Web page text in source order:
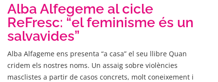
Alba Alfegeme al cicle
ReFresc: “el feminisme és un
salvavides”
Alba Alfageme ens presenta “a casa” el seu llibre Quan
cridem els nostres noms. Un assaig sobre violències
masclistes a partir de casos concrets, molt coneixement i